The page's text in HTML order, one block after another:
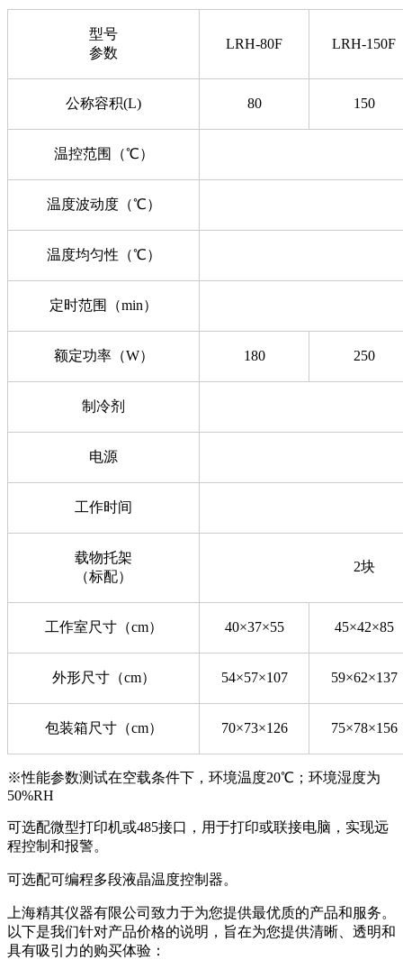
型号
参数
LRH-80F LRH-150F
公称容积(L) 80 150
温控范围（℃）
温度波动度（℃）
温度均匀性（℃）
定时范围（min）
额定功率（W） 180 250
制冷剂
电源
工作时间
载物托架
（标配）
2块
工作室尺寸（cm） 40×37×55 45×42×85
外形尺寸（cm） 54×57×107 59×62×137
包装箱尺寸（cm） 70×73×126 75×78×156
※性能参数测试在空载条件下，环境温度20℃；环境湿度为
50%RH
可选配微型打印机或485接口，用于打印或联接电脑，实现远
程控制和报警。
可选配可编程多段液晶温度控制器。
上海精其仪器有限公司致力于为您提供最优质的产品和服务。
以下是我们针对产品价格的说明，旨在为您提供清晰、透明和
具有吸引力的购买体验：